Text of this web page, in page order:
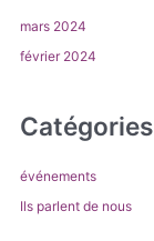
mars 2024
février 2024
Catégories
événements
Ils parlent de nous